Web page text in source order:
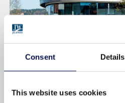
Consent Details
This website uses cookies
KTM MOTOHALL